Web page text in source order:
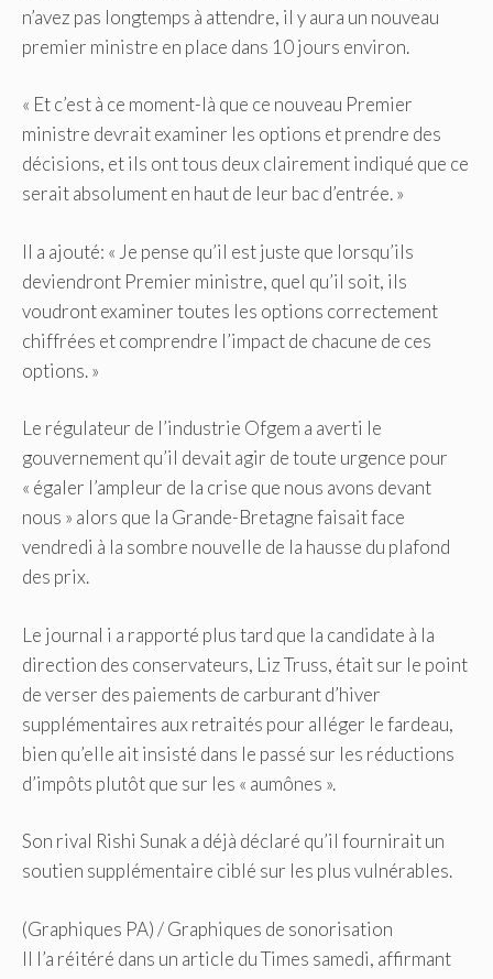
n’avez pas longtemps à attendre, il y aura un nouveau
premier ministre en place dans 10 jours environ.
« Et c’est à ce moment-là que ce nouveau Premier
ministre devrait examiner les options et prendre des
décisions, et ils ont tous deux clairement indiqué que ce
serait absolument en haut de leur bac d’entrée. »
Il a ajouté: « Je pense qu’il est juste que lorsqu’ils
deviendront Premier ministre, quel qu’il soit, ils
voudront examiner toutes les options correctement
chiffrées et comprendre l’impact de chacune de ces
options. »
Le régulateur de l’industrie Ofgem a averti le
gouvernement qu’il devait agir de toute urgence pour
« égaler l’ampleur de la crise que nous avons devant
nous » alors que la Grande-Bretagne faisait face
vendredi à la sombre nouvelle de la hausse du plafond
des prix.
Le journal i a rapporté plus tard que la candidate à la
direction des conservateurs, Liz Truss, était sur le point
de verser des paiements de carburant d’hiver
supplémentaires aux retraités pour alléger le fardeau,
bien qu’elle ait insisté dans le passé sur les réductions
d’impôts plutôt que sur les « aumônes ».
Son rival Rishi Sunak a déjà déclaré qu’il fournirait un
soutien supplémentaire ciblé sur les plus vulnérables.
(Graphiques PA)/Graphiques de sonorisation
Il l’a réitéré dans un article du Times samedi, affirmant